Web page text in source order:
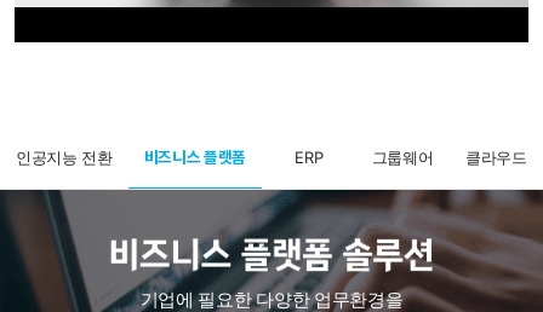
인공지능 전환 비즈니스 플랫폼 ERP 그룹웨어 클라우드
기업에 필요한 다양한 업무환경을